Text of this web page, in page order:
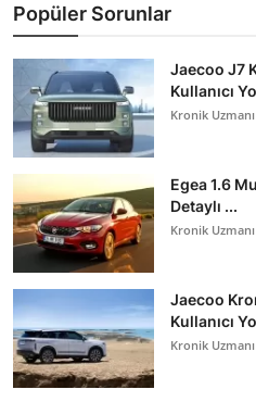
Popüler Sorunlar
Jaecoo J7
Kullanıcı
Kronik Uzmanı
Egea 1.6
Detaylı ...
Kronik Uzmanı
Jaecoo
Kullanıcı
Kronik Uzmanı